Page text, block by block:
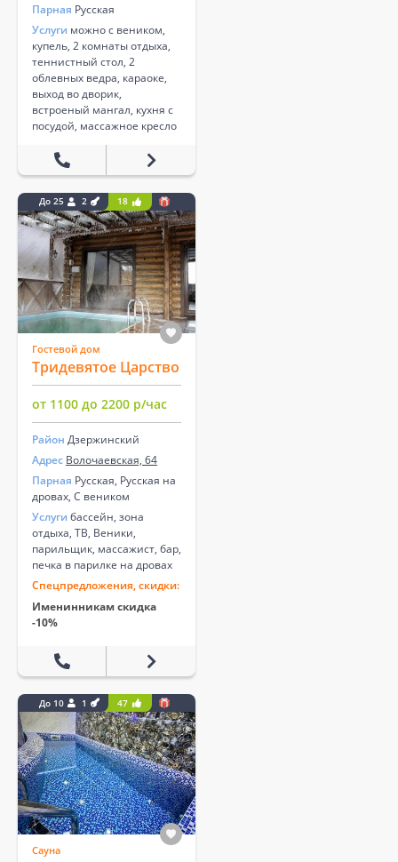
Парная Русская
Услуги можно с веником,
купель, 2 комнаты отдыха,
теннистный стол, 2
облевных ведра, караоке,
выход во дворик,
встроеный мангал, кухня с
посудой, массажное кресло
До 25 2 18
Гостевой дом
Тридевятое Царство
от 1100 до 2200 р/час
Район Дзержинский
Адрес Волочаевская, 64
Парная Русская, Русская на
дровах, С веником
Услуги бассейн, зона
отдыха, ТВ, Веники,
парильщик, массажист, бар,
печка в парилке на дровах
Спецпредложения, скидки:
Именинникам скидка
-10%
До 10 1 47
Сауна